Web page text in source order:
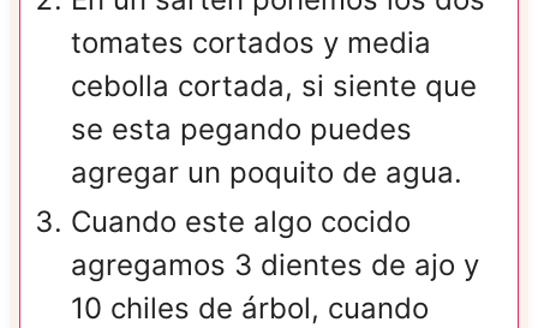
tomates cortados y media
cebolla cortada, si siente que
se esta pegando puedes
agregar un poquito de agua.
Cuando este algo cocido
agregamos 3 dientes de ajo y
10 chiles de árbol, cuando